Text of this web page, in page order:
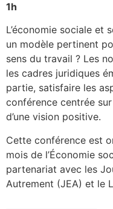
1h
L’économie sociale et
un modèle pertinent
sens du travail ? Les
les cadres juridiques
partie, satisfaire les
conférence centrée
d’une vision positive.
Cette conférence est
mois de l’Économie
partenariat avec les
Autrement (JEA) et le